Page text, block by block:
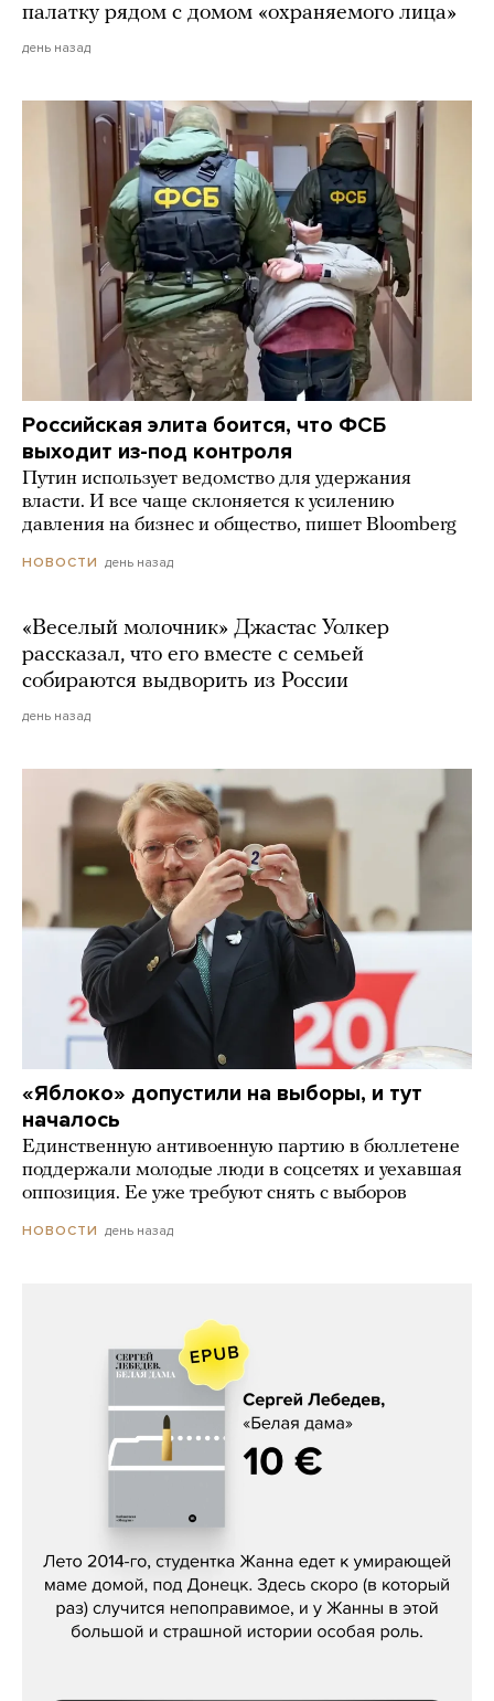
палатку рядом с домом «охраняемого лица»
день назад
Российская элита боится, что ФСБ
выходит из-под контроля
Путин использует ведомство для удержания
власти. И все чаще склоняется к усилению
давления на бизнес и общество, пишет Bloomberg
НОВОСТИ день назад
«Веселый молочник» Джастас Уолкер
рассказал, что его вместе с семьей
собираются выдворить из России
день назад
«Яблоко» допустили на выборы, и тут
началось
Единственную антивоенную партию в бюллетене
поддержали молодые люди в соцсетях и уехавшая
оппозиция. Ее уже требуют снять с выборов
НОВОСТИ день назад
Сергей Лебедев, «Белая дама»